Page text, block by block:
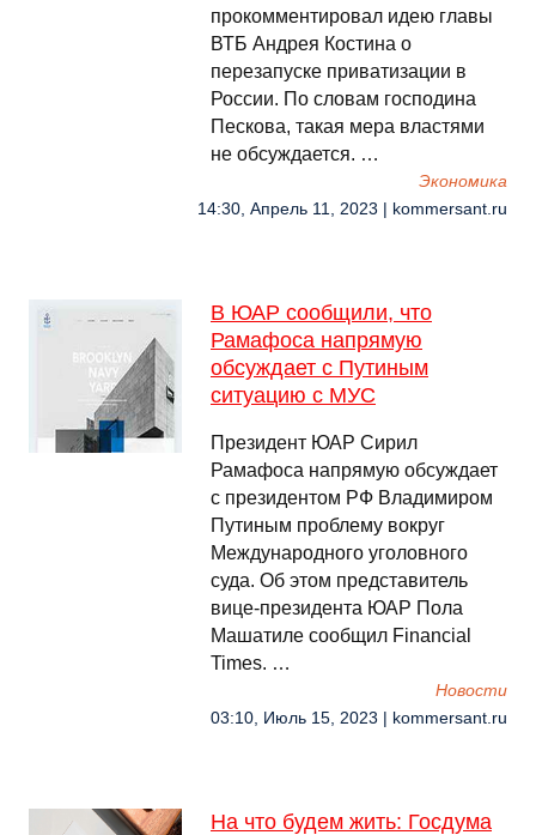
прокомментировал идею главы
ВТБ Андрея Костина о
перезапуске приватизации в
России. По словам господина
Пескова, такая мера властями
не обсуждается. …
Экономика
14:30, Апрель 11, 2023 | kommersant.ru
В ЮАР сообщили, что
Рамафоса напрямую
обсуждает с Путиным
ситуацию с МУС
Президент ЮАР Сирил
Рамафоса напрямую обсуждает
с президентом РФ Владимиром
Путиным проблему вокруг
Международного уголовного
суда. Об этом представитель
вице-президента ЮАР Пола
Машатиле сообщил Financial
Times. …
Новости
03:10, Июль 15, 2023 | kommersant.ru
На что будем жить: Госдума